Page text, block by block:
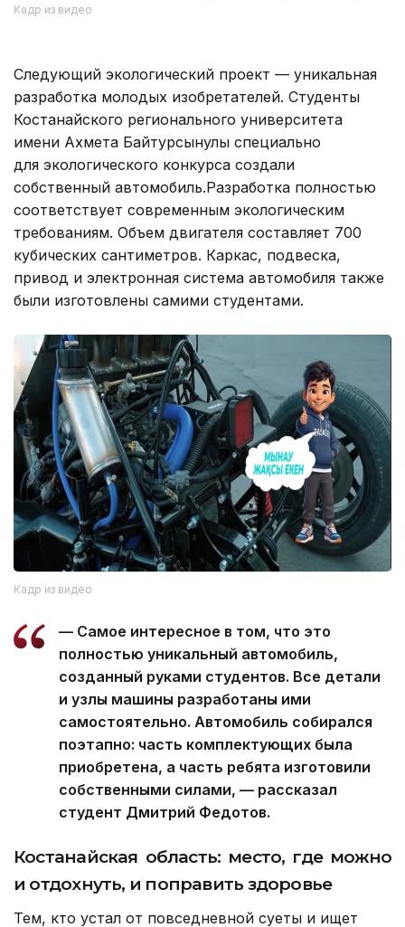
Кадр из видео
Следующий экологический проект — уникальная
разработка молодых изобретателей. Студенты
Костанайского регионального университета
имени Ахмета Байтурсынулы специально
для экологического конкурса создали
собственный автомобиль.Разработка полностью
соответствует современным экологическим
требованиям. Объем двигателя составляет 700
кубических сантиметров. Каркас, подвеска,
привод и электронная система автомобиля также
были изготовлены самими студентами.
Кадр из видео
— Самое интересное в том, что это
полностью уникальный автомобиль,
созданный руками студентов. Все детали
и узлы машины разработаны ими
самостоятельно. Автомобиль собирался
поэтапно: часть комплектующих была
приобретена, а часть ребята изготовили
собственными силами, — рассказал
студент Дмитрий Федотов.
Костанайская область: место, где можно
и отдохнуть, и поправить здоровье
Тем, кто устал от повседневной суеты и ищет